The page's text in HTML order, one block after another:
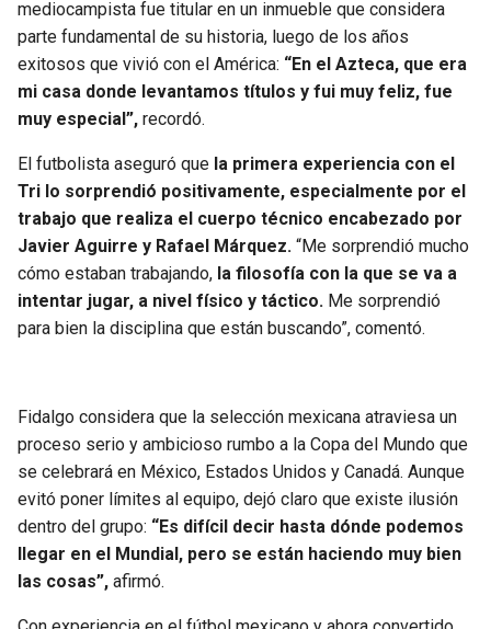
mediocampista fue titular en un inmueble que considera
parte fundamental de su historia, luego de los años
exitosos que vivió con el América: “En el Azteca, que era
mi casa donde levantamos títulos y fui muy feliz, fue
muy especial”, recordó.
El futbolista aseguró que la primera experiencia con el
Tri lo sorprendió positivamente, especialmente por el
trabajo que realiza el cuerpo técnico encabezado por
Javier Aguirre y Rafael Márquez. “Me sorprendió mucho
cómo estaban trabajando, la filosofía con la que se va a
intentar jugar, a nivel físico y táctico. Me sorprendió
para bien la disciplina que están buscando”, comentó.
Fidalgo considera que la selección mexicana atraviesa un
proceso serio y ambicioso rumbo a la Copa del Mundo que
se celebrará en México, Estados Unidos y Canadá. Aunque
evitó poner límites al equipo, dejó claro que existe ilusión
dentro del grupo: “Es difícil decir hasta dónde podemos
llegar en el Mundial, pero se están haciendo muy bien
las cosas”, afirmó.